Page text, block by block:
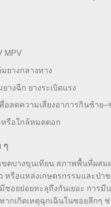
MPV
ยางกลางทาง
างฉีก ยางระเบิดแรง
อลดความเสี่ยงอาการกินซ้าย–
หรือใกล้หมดดอก
ๆ
บางขุนเทียน สภาพพื้นที่ผสม
รือแหล่งเกษตรกรรมและป่า
ยย่อยทะลุถึงกันเยอะ การมีบ
ากเกิดเหตุฉุกเฉินในซอยลึกๆ